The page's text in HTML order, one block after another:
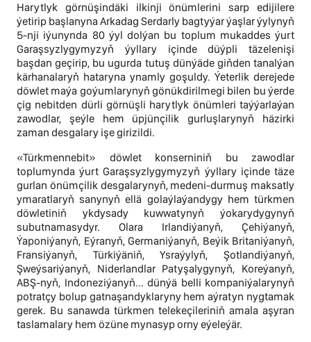
Harytlyk görnüşindäki ilkinji önümlerini sarp edijilere
ýetirip başlanyna Arkadag Serdarly bagtyýar ýaşlar ýylynyň
5-nji iýunynda 80 ýyl dolýan bu toplum mukaddes ýurt
Garaşsyzlygymyzyň ýyllary içinde düýpli täzelenişi
başdan geçirip, bu ugurda tutuş dünýäde giňden tanalýan
kärhanalaryň hataryna ynamly goşuldy. Ýeterlik derejede
döwlet maýa goýumlarynyň gönükdirilmegi bilen bu ýerde
çig nebitden dürli görnüşli harytlyk önümleri taýýarlaýan
zawodlar, şeýle hem üpjünçilik gurluşlarynyň häzirki
zaman desgalary işe girizildi.
«Türkmennebit» döwlet konserniniň bu zawodlar
toplumynda ýurt Garaşsyzlygymyzyň ýyllary içinde täze
gurlan önümçilik desgalarynyň, medeni-durmuş maksatly
ymaratlaryň sanynyň ellä golaýlaýandygy hem türkmen
döwletiniň ykdysady kuwwatynyň ýokarydygynyň
subutnamasydyr. Olara Irlandiýanyň, Çehiýanyň,
Ýaponiýanyň, Eýranyň, Germaniýanyň, Beýik Britaniýanyň,
Fransiýanyň, Türkiýäniň, Ysraýylyň, Şotlandiýanyň,
Şweýsariýanyň, Niderlandlar Patyşalygynyň, Koreýanyň,
ABŞ-nyň, Indoneziýanyň... dünýä belli kompaniýalarynyň
potratçy bolup gatnaşandyklaryny hem aýratyn nygtamak
gerek. Bu sanawda türkmen telekeçileriniň amala aşyran
taslamalary hem özüne mynasyp orny eýeleýär.